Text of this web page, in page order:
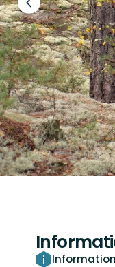
Föregående
bild
Information